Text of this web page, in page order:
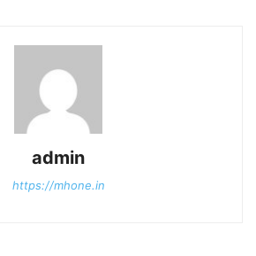
admin
https://mhone.in